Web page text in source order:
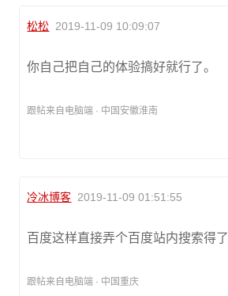
松松 2019-11-09 10:09:07
你自己把自己的体验搞好就行了。
跟帖来自电脑端 · 中国安徽淮南
冷冰博客 2019-11-09 01:51:55
百度这样直接弄个百度站内搜索得了
跟帖来自电脑端 · 中国重庆